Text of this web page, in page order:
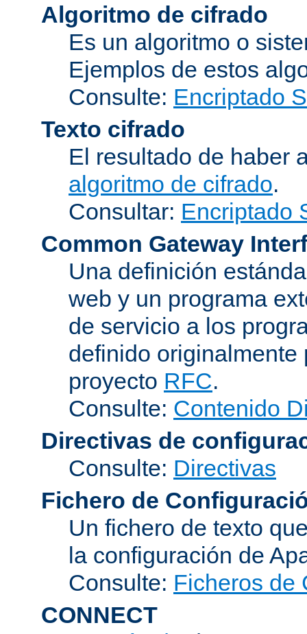
Algoritmo de cifrado
Es un algoritmo o
Ejemplos de estos
Consulte: Encriptado
Texto cifrado
El resultado de haber
algoritmo de cifrado.
Consultar: Encriptado
Common Gateway
Una definición
web y un programa
de servicio a los
definido
proyecto RFC.
Consulte: Contenido
Directivas de
Consulte: Directivas
Fichero de
Un fichero de texto
la configuración de
Consulte: Ficheros de
CONNECT